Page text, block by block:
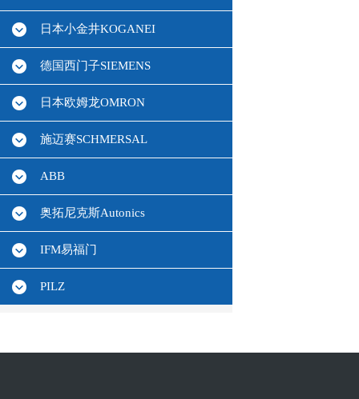
日本小金井KOGANEI
德国西门子SIEMENS
日本欧姆龙OMRON
施迈赛SCHMERSAL
ABB
奥拓尼克斯Autonics
IFM易福门
PILZ